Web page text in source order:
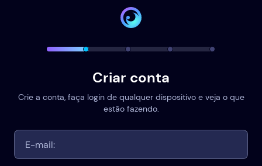
Criar conta
Crie a conta, faça login de qualquer dispositivo e veja o que
estão fazendo.